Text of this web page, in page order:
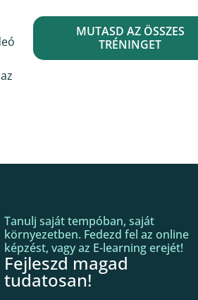
MUTASD AZ ÖSSZES
TRÉNINGET
Tanulj saját tempóban, saját
környezetben. Fedezd fel az online
képzést, vagy az E-learning erejét!
Fejleszd magad
tudatosan!